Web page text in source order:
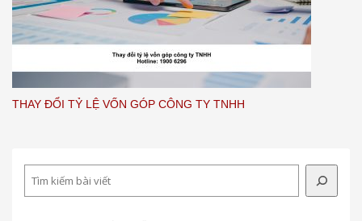
THAY ĐỔI TỶ LỆ VỐN GÓP CÔNG TY TNHH